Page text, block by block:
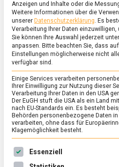
ERNÄHRUNG & GESUNDHEIT /
Wagashi,
Bohnenpaste
15. September 2023
Anzeigen und Inhalte oder die
Weitere Informationen über die
unserer Datenschutzerklärung. Es
Verarbeitung Ihrer Daten
Sie können Ihre Auswahl jederzeit unter
anpassen. Bitte beachten Sie, dass
Einstellungen möglicherweise nicht
verfügbar sind.
Einige Services verarbeiten
Ihrer Einwilligung zur Nutzung dieser
Verarbeitung Ihrer Daten in den USA
Der EuGH stuft die USA als ein Land
nach EU-Standards ein. Es besteht
Behörden personenbezogene Daten
verarbeiten, ohne dass für
Klagemöglichkeit besteht.
Es folgt eine Liste der
Essenziell